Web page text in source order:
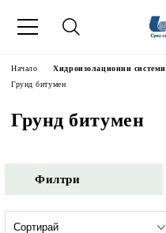
Начало Хидроизолационни системи
Грунд битумен
Грунд битумен
Филтри